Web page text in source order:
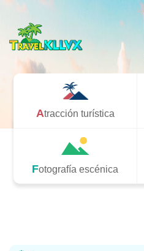
Atracción turística
Fotografía escénica